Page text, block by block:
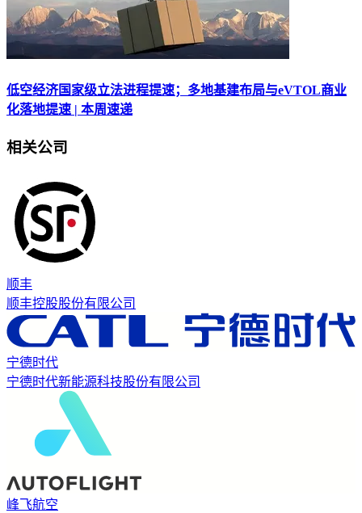
低空经济国家级立法进程提速；多地基建布局与eVTOL商业
化落地提速 | 本周速递
相关公司
顺丰
顺丰控股股份有限公司
宁德时代
宁德时代新能源科技股份有限公司
峰飞航空